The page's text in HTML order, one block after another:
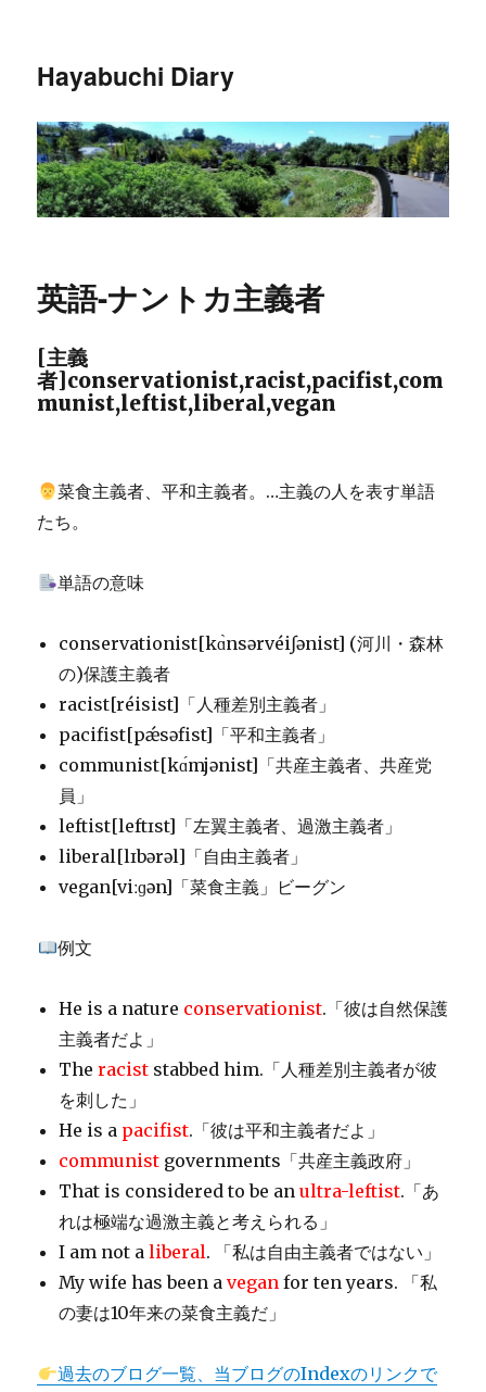
Hayabuchi Diary
英語-ナントカ主義者
[主義
者]conservationist,racist,pacifist,com
munist,leftist,liberal,vegan
菜食主義者、平和主義者。…主義の人を表す単語
たち。
単語の意味
conservationist[kɑ̀nsərvéiʃənist] (河川・森林
の)保護主義者
racist[réisist]「人種差別主義者」
pacifist[pǽsəfist]「平和主義者」
communist[kɑ́mjənist]「共産主義者、共産党
員」
leftist[leftɪst]「左翼主義者、過激主義者」
liberal[lɪbərəl]「自由主義者」
vegan[viːɡən]「菜食主義」ビーグン
例文
He is a nature conservationist.「彼は自然保護
主義者だよ」
Theracist stabbed him.「人種差別主義者が彼
を刺した」
He is a pacifist.「彼は平和主義者だよ」
communist governments「共産主義政府」
That is considered to be anultra-leftist.「あ
れは極端な過激主義と考えられる」
I am not aliberal. 「私は自由主義者ではない」
My wife has been avegan for ten years. 「私
の妻は10年来の菜食主義だ」
過去のブログ一覧、当ブログのIndexのリンクで